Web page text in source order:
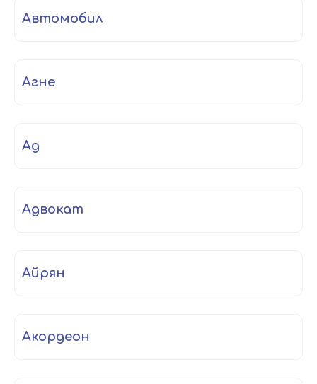
автомобил
агне
ад
адвокат
айрян
акордеон